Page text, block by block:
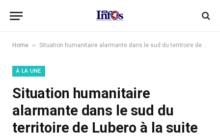
Home » Situation humanitaire alarmante dans le sud du territoire de Lubero à la suite des affrontements entre FARDC et M23
À LA UNE
Situation humanitaire
alarmante dans le sud du
territoire de Lubero à la suite